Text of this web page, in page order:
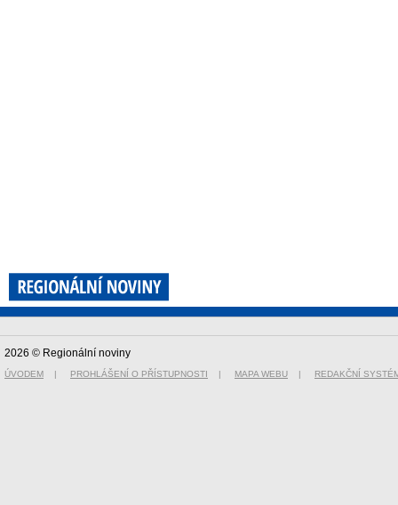
2026 © Regionální noviny
ÚVODEM | PROHLÁŠENÍ O PŘÍSTUPNOSTI | MAPA WEBU | REDAKČNÍ